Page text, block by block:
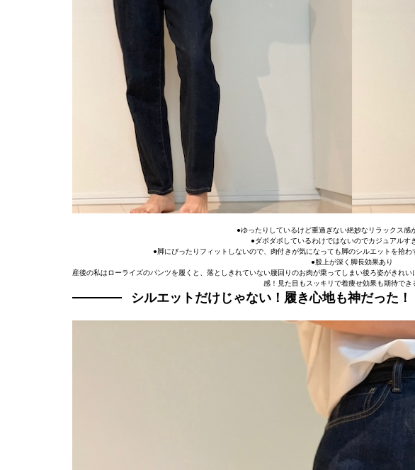
●ゆったりしているけど重過ぎない絶妙なリラックス感
●ダボダボしているわけではないのでカジュアルす
●脚にぴったりフィットしないので、肉付きが気になっても脚のシルエットを拾
●股上が深く脚長効果あり
産後の私はローライズのパンツを履くと、落としきれていない腰回りのお肉が乗ってしまい後ろ姿がきれ
感！見た目もスッキリで着痩せ効果も期待でき
シルエットだけじゃない！履き心地も神だった！